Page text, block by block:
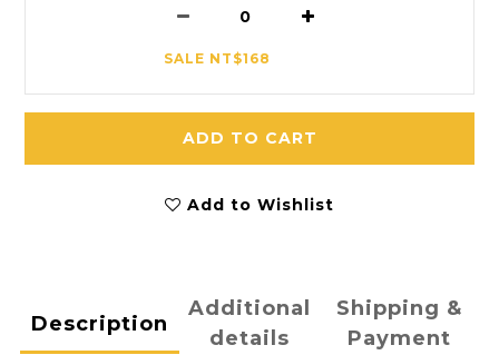
SALE NT$168
ADD TO CART
Add to Wishlist
Description
Additional
details
Shipping &
Payment